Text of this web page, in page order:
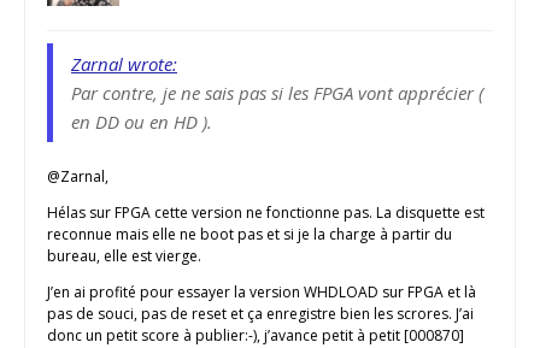
Zarnal wrote:
Par contre, je ne sais pas si les FPGA vont apprécier (
en DD ou en HD ).
@Zarnal,
Hélas sur FPGA cette version ne fonctionne pas. La disquette est
reconnue mais elle ne boot pas et si je la charge à partir du
bureau, elle est vierge.
J’en ai profité pour essayer la version WHDLOAD sur FPGA et là
pas de souci, pas de reset et ça enregistre bien les scrores. J’ai
donc un petit score à publier:-), j’avance petit à petit [000870]